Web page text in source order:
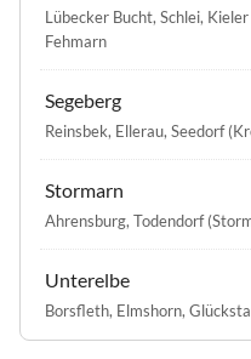
Lübecker Bucht, Schlei,
Fehmarn
Segeberg
Reinsbek, Ellerau, Seedorf
Stormarn
Ahrensburg, Todendorf
Unterelbe
Borsfleth, Elmshorn,